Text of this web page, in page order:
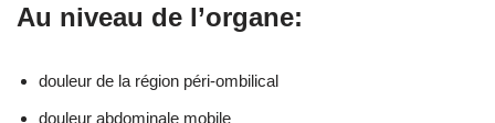
Au niveau de l’organe:
douleur de la région péri-ombilical
douleur abdominale mobile